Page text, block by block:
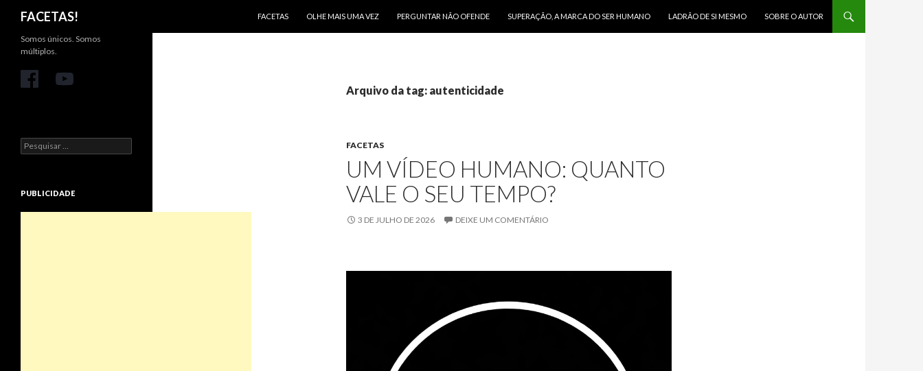
FACETAS!
FACETAS
OLHE MAIS UMA VEZ PERGUNTAR NÃO OFENDE SUPERAÇÃO, A MARCA DO SER HUMANO LADRÃO DE SI MESMO SOBRE O AUTOR
Arquivo da tag: autenticidade
FACETAS
UM VÍDEO HUMANO: QUANTO
VALE O SEU TEMPO?
3 DE JULHO DE 2026 DEIXE UM COMENTÁRIO
Somos únicos. Somos
múltiplos.
Pesquisar
por:
PUBLICIDADE